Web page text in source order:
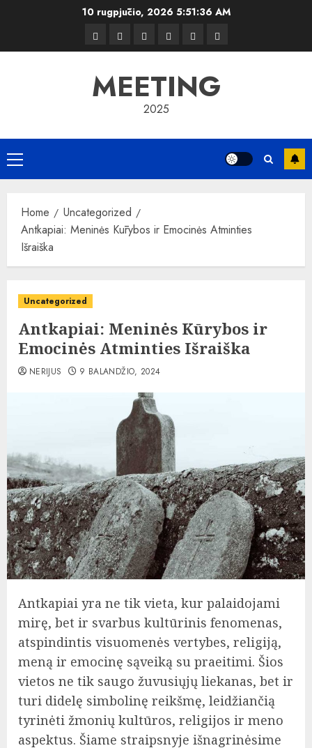
10 rugpjūčio, 20265:51:37 AM
KelionėsKiemasKelionėsTransportas
GrožisVerslas
MEETING
2025
Primary
Menu
Home
Uncategorized
Antkapiai: Meninės Kūrybos ir Emocinės Atminties
Išraiška
Uncategorized
Antkapiai: Meninės Kūrybos ir
Emocinės Atminties Išraiška
NERIJUS 9 BALANDŽIO, 2024
Antkapiai yra ne tik vieta, kur palaidojami
mirę, bet ir svarbus kultūrinis fenomenas,
atspindintis visuomenės vertybes, religiją,
meną ir emocinę sąveiką su praeitimi. Šios
vietos ne tik saugo žuvusiųjų liekanas, bet ir
turi didelę simbolinę reikšmę, leidžiančią
tyrinėti žmonių kultūros, religijos ir meno
aspektus. Šiame straipsnyje išnagrinėsime